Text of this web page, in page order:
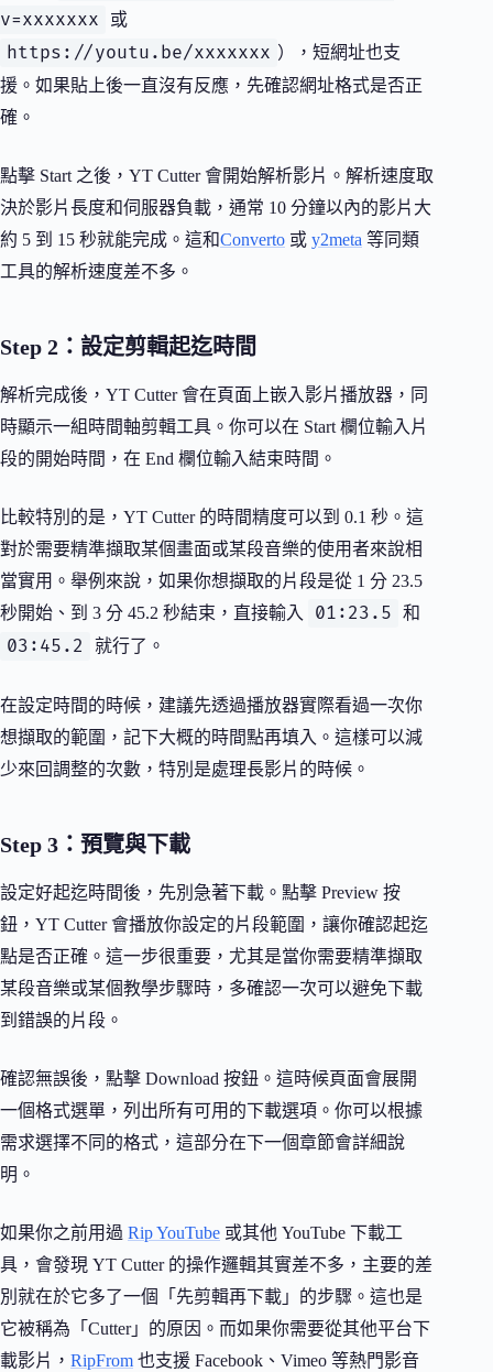
v=xxxxxxx 或
https://youtu.be/xxxxxxx ），短網址也支
援。如果貼上後一直沒有反應，先確認網址格式是否正
確。
點擊 Start 之後，YT Cutter 會開始解析影片。解析速度取
決於影片長度和伺服器負載，通常 10 分鐘以內的影片大
約 5 到 15 秒就能完成。這和Converto 或 y2meta 等同類
工具的解析速度差不多。
Step 2：設定剪輯起迄時間
解析完成後，YT Cutter 會在頁面上嵌入影片播放器，同
時顯示一組時間軸剪輯工具。你可以在 Start 欄位輸入片
段的開始時間，在 End 欄位輸入結束時間。
比較特別的是，YT Cutter 的時間精度可以到 0.1 秒。這
對於需要精準擷取某個畫面或某段音樂的使用者來說相
當實用。舉例來說，如果你想擷取的片段是從 1 分 23.5
秒開始、到 3 分 45.2 秒結束，直接輸入
01:23.5 和
03:45.2 就行了。
在設定時間的時候，建議先透過播放器實際看過一次你
想擷取的範圍，記下大概的時間點再填入。這樣可以減
少來回調整的次數，特別是處理長影片的時候。
Step 3：預覽與下載
設定好起迄時間後，先別急著下載。點擊 Preview 按
鈕，YT Cutter 會播放你設定的片段範圍，讓你確認起迄
點是否正確。這一步很重要，尤其是當你需要精準擷取
某段音樂或某個教學步驟時，多確認一次可以避免下載
到錯誤的片段。
確認無誤後，點擊 Download 按鈕。這時候頁面會展開
一個格式選單，列出所有可用的下載選項。你可以根據
需求選擇不同的格式，這部分在下一個章節會詳細說
明。
如果你之前用過 Rip YouTube 或其他 YouTube 下載工
具，會發現 YT Cutter 的操作邏輯其實差不多，主要的差
別就在於它多了一個「先剪輯再下載」的步驟。這也是
它被稱為「Cutter」的原因。而如果你需要從其他平台下
載影片， RipFrom 也支援 Facebook、Vimeo 等熱門影音